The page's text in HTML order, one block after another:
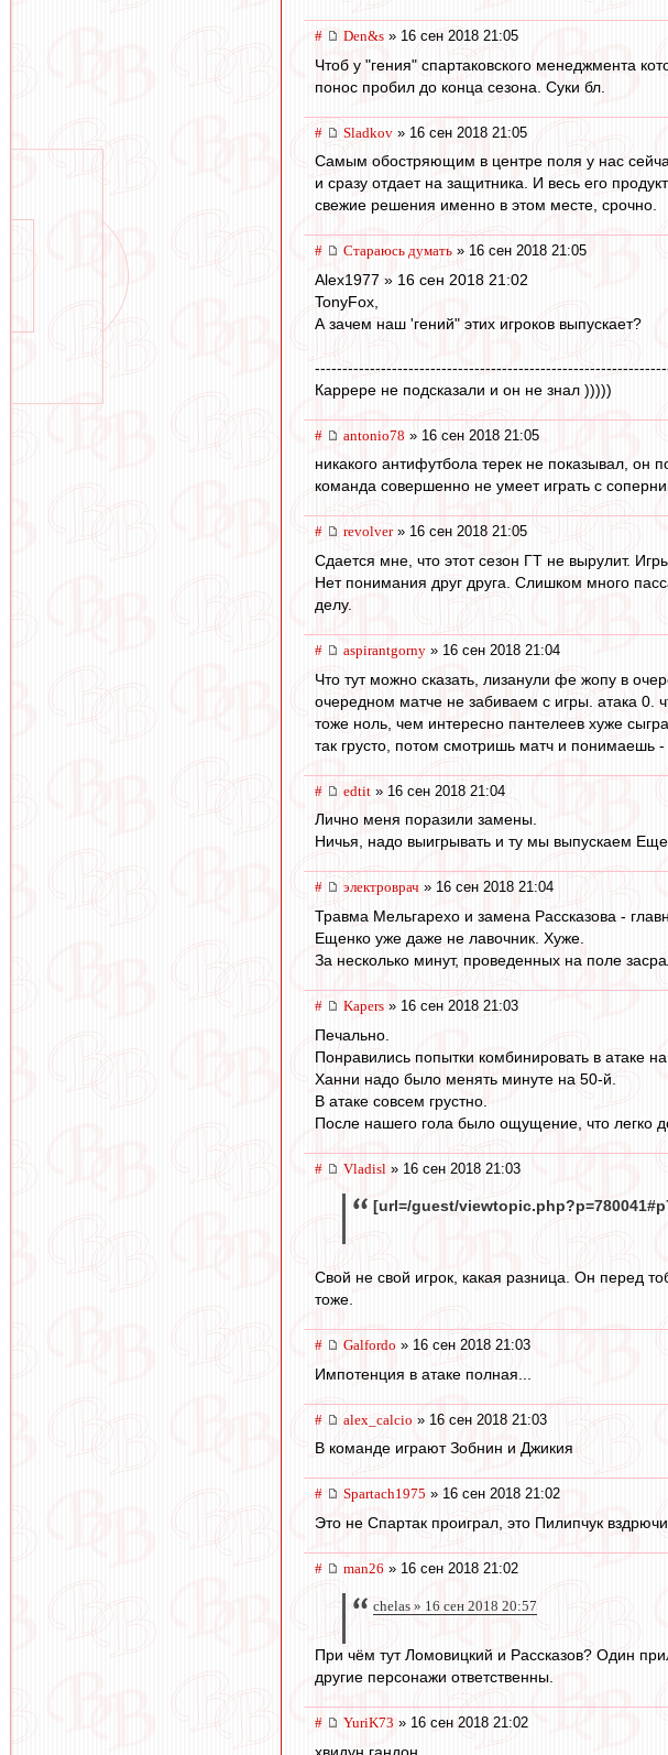
# Den&s » 16 сен 2018 21:05
Чтоб у "гения" спартаковского менеджмента
понос пробил до конца сезона. Суки бл.
# Sladkov » 16 сен 2018 21:05
Самым обостряющим в центре поля у нас
и сразу отдает на защитника. И весь его
свежие решения именно в этом месте, срочно.
# Стараюсь думать » 16 сен 2018 21:05
Alex1977 » 16 сен 2018 21:02
TonyFox,
А зачем наш 'гений" этих игроков выпускает?
Каррере не подсказали и он не знал )))))
# antonio78 » 16 сен 2018 21:05
никакого антифутбола терек не показывал, он
команда совершенно не умеет играть с
# revolver» 16 сен 2018 21:05
Сдается мне, что этот сезон ГТ не вырулит.
Нет понимания друг друга. Слишком много
делу.
# aspirantgorny » 16 сен 2018 21:04
Что тут можно сказать, лизанули фе жопу в
очередном матче не забиваем с игры. атака 0.
тоже ноль, чем интересно пантелеев хуже
так грусто, потом смотришь матч и понимаешь
# edtit » 16 сен 2018 21:04
Лично меня поразили замены.
Ничья, надо выигрывать и ту мы выпускаем
# электроврач » 16 сен 2018 21:04
Травма Мельгарехо и замена Рассказова -
Ещенко уже даже не лавочник. Хуже.
За несколько минут, проведенных на поле
# Kapers » 16 сен 2018 21:03
Печально.
Понравились попытки комбинировать в атаке
Ханни надо было менять минуте на 50-й.
В атаке совсем грустно.
После нашего гола было ощущение, что легко
# Vladisl » 16 сен 2018 21:03
[url=/guest/
Свой не свой игрок, какая разница. Он перед
тоже.
# Galfordo » 16 сен 2018 21:03
Импотенция в атаке полная...
# alex_calcio » 16 сен 2018 21:03
В команде играют Зобнин и Джикия
# Spartach1975 » 16 сен 2018 21:02
Это не Спартак проиграл, это Пилипчук
# man26 » 16 сен 2018 21:02
chelas » 16 сен 2018 20:57
При чём тут Ломовицкий и Рассказов? Один
другие персонажи ответственны.
# YuriK73 » 16 сен 2018 21:02